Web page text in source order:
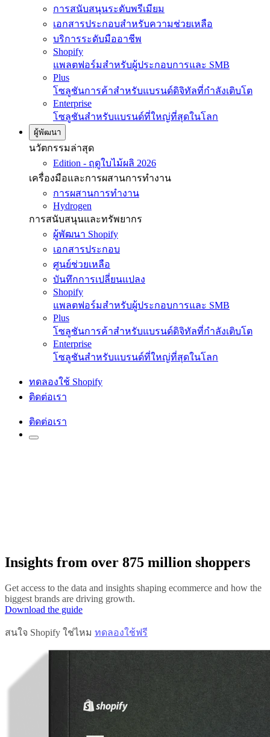
การสนับสนุนระดับพรีเมียม
เอกสารประกอบสำหรับความช่วยเหลือ
บริการระดับมืออาชีพ
Shopify
แพลตฟอร์มสำหรับผู้ประกอบการและ SMB
Plus
โซลูชันการค้าสำหรับแบรนด์ดิจิทัลที่กำลังเติบโต
Enterprise
โซลูชันสำหรับแบรนด์ที่ใหญ่ที่สุดในโลก
ผู้พัฒนา
นวัตกรรมล่าสุด
Edition - ฤดูใบไม้ผลิ 2026
เครื่องมือและการผสานการทำงาน
การผสานการทำงาน
Hydrogen
การสนับสนุนและทรัพยากร
ผู้พัฒนา Shopify
เอกสารประกอบ
ศูนย์ช่วยเหลือ
บันทึกการเปลี่ยนแปลง
Shopify
แพลตฟอร์มสำหรับผู้ประกอบการและ SMB
Plus
โซลูชันการค้าสำหรับแบรนด์ดิจิทัลที่กำลังเติบโต
Enterprise
โซลูชันสำหรับแบรนด์ที่ใหญ่ที่สุดในโลก
ทดลองใช้ Shopify
ติดต่อเรา
ติดต่อเรา
Insights from over 875 million shoppers
Get access to the data and insights shaping ecommerce and how the
biggest brands are driving growth.
Download the guide
สนใจ Shopify ใช่ไหม ทดลองใช้ฟรี